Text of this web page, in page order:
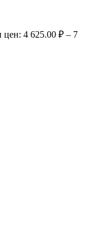
цен: 4 625.00 ₽ – 7